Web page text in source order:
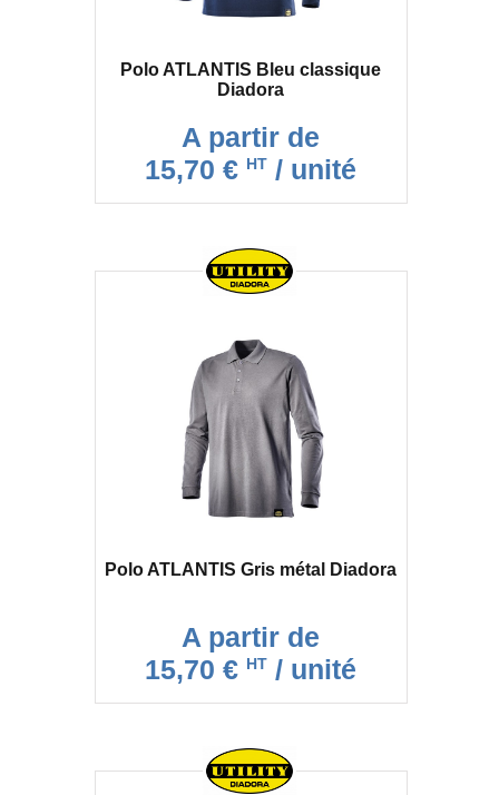
Polo ATLANTIS Bleu classique
Diadora
A partir de
15,70 € HT / unité
Polo ATLANTIS Gris métal Diadora
A partir de
15,70 € HT / unité